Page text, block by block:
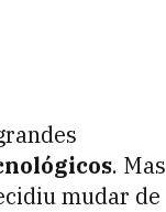
. Mas
mudar de